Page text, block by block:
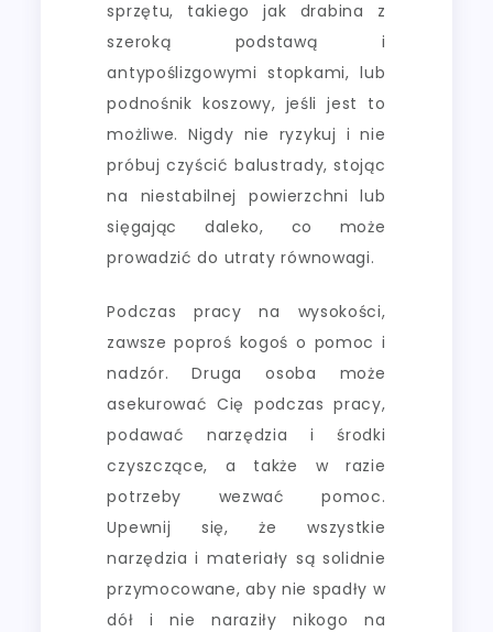
sprzętu, takiego jak drabina z
szeroką podstawą i
antypoślizgowymi stopkami, lub
podnośnik koszowy, jeśli jest to
możliwe. Nigdy nie ryzykuj i nie
próbuj czyścić balustrady, stojąc
na niestabilnej powierzchni lub
sięgając daleko, co może
prowadzić do utraty równowagi.
Podczas pracy na wysokości,
zawsze poproś kogoś o pomoc i
nadzór. Druga osoba może
asekurować Cię podczas pracy,
podawać narzędzia i środki
czyszczące, a także w razie
potrzeby wezwać pomoc.
Upewnij się, że wszystkie
narzędzia i materiały są solidnie
przymocowane, aby nie spadły w
dół i nie naraziły nikogo na